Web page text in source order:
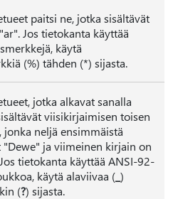
paitsi ne, jotka sisältävät
Jos tietokanta käyttää
käytä
(%) tähden (*) sijasta.
jotka alkavat sanalla
viisikirjaimisen toisen
neljä ensimmäistä
ja viimeinen kirjain on
tietokanta käyttää ANSI-92-
käytä alaviivaa ( )
(?) sijasta.